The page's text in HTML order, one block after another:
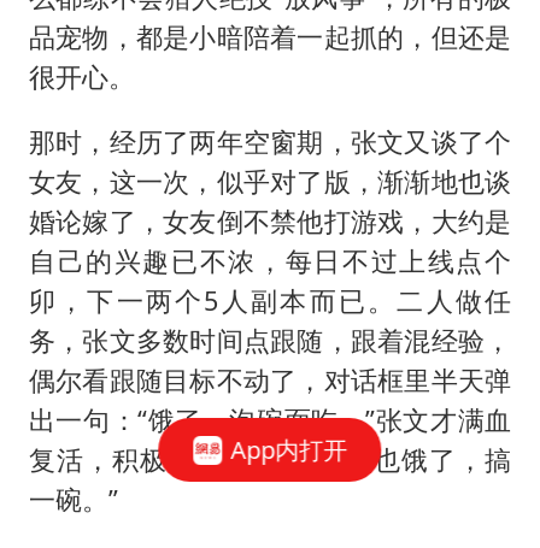
品宠物，都是小暗陪着一起抓的，但还是
很开心。
那时，经历了两年空窗期，张文又谈了个
女友，这一次，似乎对了版，渐渐地也谈
婚论嫁了，女友倒不禁他打游戏，大约是
自己的兴趣已不浓，每日不过上线点个
卯，下一两个5人副本而已。二人做任
务，张文多数时间点跟随，跟着混经验，
偶尔看跟随目标不动了，对话框里半天弹
出一句：“饿了，泡碗面吃。”张文才满血
复活，积极响应：“是噢，我也饿了，搞
一碗。”
App内打开